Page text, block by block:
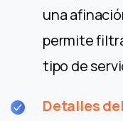
una
permite
tipo de
Detalles